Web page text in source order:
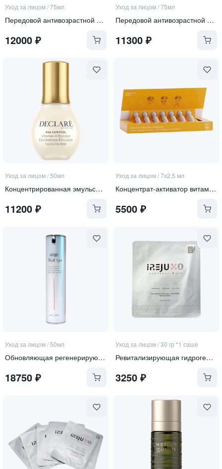
Уход за лицом/75мл
Передовой антивозрастной крем для лица SPF 50
12000 ₽
Уход за лицом/75мл
Передовой антивозрастной крем для лица SPF 30
11300₽
Уход за лицом/50мл
Концентрированная эмульсия-активатор витамина А 3-в-1 для зоны лица, шеи и декольте "Vitamin А booste"
11200 ₽
Уход за лицом/7х2,5 мл
Концентрат-активатор витамина А для чувствительной кожи
5500₽
Уход за лицом/50мл
Обновляющая регенерирующая сыворотка со спикулами
18750 ₽
Уход за лицом/30 гр *1 саше
Ревитализирующая гидрогелевая маска с экзосомами и ПДРН
3250₽